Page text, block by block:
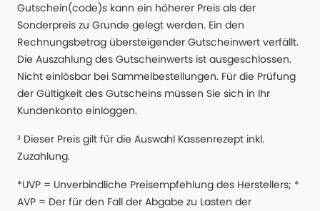
Gutschein(code)s kann ein höherer Preis als der
Sonderpreis zu Grunde gelegt werden. Ein den
Rechnungsbetrag übersteigender Gutscheinwert verfällt.
Die Auszahlung des Gutscheinwerts ist ausgeschlossen.
Nicht einlösbar bei Sammelbestellungen. Für die Prüfung
der Gültigkeit des Gutscheins müssen Sie sich in Ihr
Kundenkonto einloggen.
³ Dieser Preis gilt für die Auswahl Kassenrezept inkl.
Zuzahlung.
*UVP = Unverbindliche Preisempfehlung des Herstellers; *
AVP = Der für den Fall der Abgabe zu Lasten der